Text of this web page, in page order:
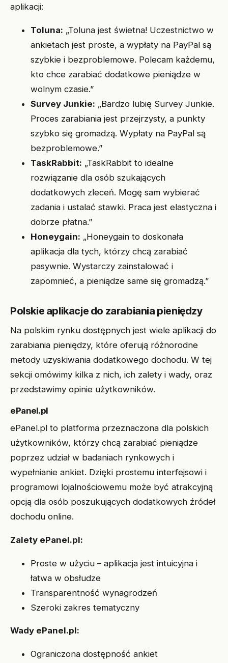
aplikacji:
Toluna: „Toluna jest świetna! Uczestnictwo w
ankietach jest proste, a wypłaty na PayPal są
szybkie i bezproblemowe. Polecam każdemu,
kto chce zarabiać dodatkowe pieniądze w
wolnym czasie.”
Survey Junkie: „Bardzo lubię Survey Junkie.
Proces zarabiania jest przejrzysty, a punkty
szybko się gromadzą. Wypłaty na PayPal są
bezproblemowe.”
TaskRabbit: „TaskRabbit to idealne
rozwiązanie dla osób szukających
dodatkowych zleceń. Mogę sam wybierać
zadania i ustalać stawki. Praca jest elastyczna i
dobrze płatna.”
Honeygain: „Honeygain to doskonała
aplikacja dla tych, którzy chcą zarabiać
pasywnie. Wystarczy zainstalować i
zapomnieć, a pieniądze same się gromadzą.”
Polskie aplikacje do zarabiania pieniędzy
Na polskim rynku dostępnych jest wiele aplikacji do
zarabiania pieniędzy, które oferują różnorodne
metody uzyskiwania dodatkowego dochodu. W tej
sekcji omówimy kilka z nich, ich zalety i wady, oraz
przedstawimy opinie użytkowników.
ePanel.pl
ePanel.pl to platforma przeznaczona dla polskich
użytkowników, którzy chcą zarabiać pieniądze
poprzez udział w badaniach rynkowych i
wypełnianie ankiet. Dzięki prostemu interfejsowi i
programowi lojalnościowemu może być atrakcyjną
opcją dla osób poszukujących dodatkowych źródeł
dochodu online.
Zalety ePanel.pl:
Proste w użyciu – aplikacja jest intuicyjna i
łatwa w obsłudze
Transparentność wynagrodzeń
Szeroki zakres tematyczny
Wady ePanel.pl:
Ograniczona dostępność ankiet